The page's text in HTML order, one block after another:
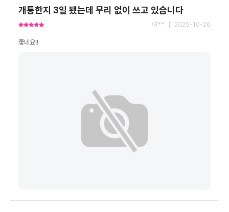
개통한지 3일 됐는데 무리 없이 쓰고 있습니다
여** ｜ 2025-10-26
좋네요!!